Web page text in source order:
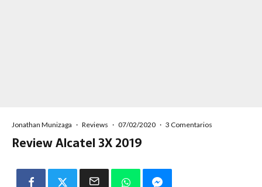
Jonathan Munizaga · Reviews · 07/02/2020 · 3 Comentarios
Review Alcatel 3X 2019